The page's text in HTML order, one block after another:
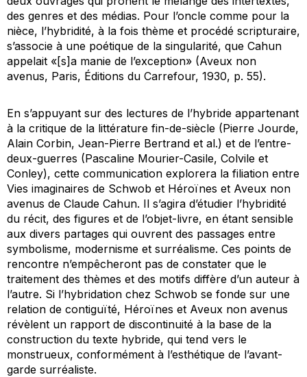
des genres et des médias. Pour l’oncle comme pour la
nièce, l’hybridité, à la fois thème et procédé scripturaire,
s’associe à une poétique de la singularité, que Cahun
appelait «[s]a manie de l’exception» (Aveux non
avenus, Paris, Éditions du Carrefour, 1930, p. 55).
En s’appuyant sur des lectures de l’hybride appartenant
à la critique de la littérature fin-de-siècle (Pierre Jourde,
Alain Corbin, Jean-Pierre Bertrand et al.) et de l’entre-
deux-guerres (Pascaline Mourier-Casile, Colvile et
Conley), cette communication explorera la filiation entre
Vies imaginaires de Schwob et Héroïnes et Aveux non
avenus de Claude Cahun. Il s’agira d’étudier l’hybridité
du récit, des figures et de l’objet-livre, en étant sensible
aux divers partages qui ouvrent des passages entre
symbolisme, modernisme et surréalisme. Ces points de
rencontre n’empêcheront pas de constater que le
traitement des thèmes et des motifs diffère d’un auteur à
l’autre. Si l’hybridation chez Schwob se fonde sur une
relation de contiguïté, Héroïnes et Aveux non avenus
révèlent un rapport de discontinuité à la base de la
construction du texte hybride, qui tend vers le
monstrueux, conformément à l’esthétique de l’avant-
garde surréaliste.